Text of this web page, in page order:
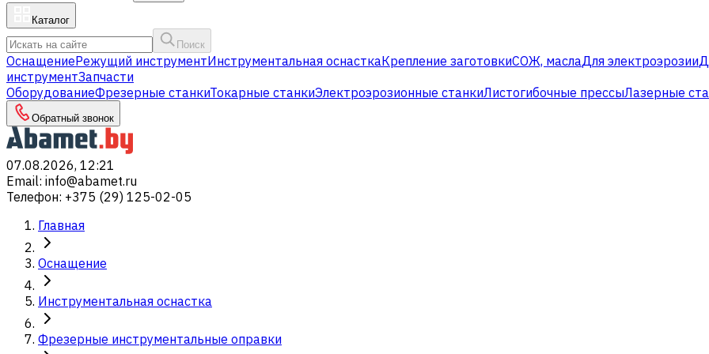
Каталог
Поиск
ОснащениеРежущий инструментИнструментальная оснасткаКрепление заготовкиСОЖ, маслаДля электроэрозии
инструментЗапчасти
ОборудованиеФрезерные станкиТокарные станкиЭлектроэрозионные станкиЛистогибочные прессыЛазерные
Обратный звонок
07.08.2026, 12:21
Email: info@abamet.ru
Телефон: +375 (29) 125-02-05
Главная
Оснащение
Инструментальная оснастка
Фрезерные инструментальные оправки